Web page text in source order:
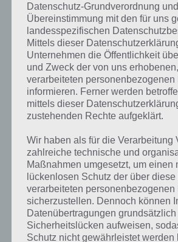
Kurze Begriffserklärung
Safari
Safari ist die Lösung für das tägliche Rätsel am
Wort, doch welche Bedeutung hat dieses
dazu zu wissen? Passt das Wort auch zu
Lösungen präsentieren wir daher auch immer
Begriffserklärung!
Datenschutz-Grundverordnung
Übereinstimmung mit den für uns
landesspezifischen
Mittels dieser
Unternehmen die Öffentlichkeit
und Zweck der von uns
verarbeiteten personenbezogenen
informieren. Ferner werden
mittels dieser
zustehenden Rechte aufgeklärt.
Wir haben als für die Verarbeitung
zahlreiche technische und
Maßnahmen umgesetzt, um einen
lückenlosen Schutz der über
verarbeiteten personenbezogenen
sicherzustellen. Dennoch können
Datenübertragungen grundsätzlich
Sicherheitslücken aufweisen,
Schutz nicht gewährleistet werden